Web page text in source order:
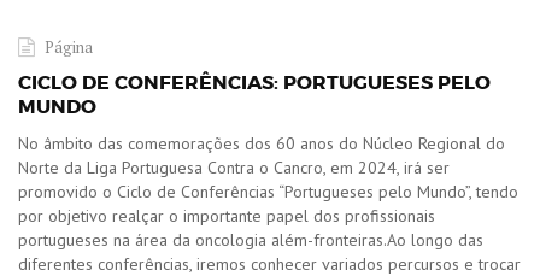
Página
CICLO DE CONFERÊNCIAS: PORTUGUESES PELO
MUNDO
​No âmbito das comemorações dos 60 anos do Núcleo Regional do
Norte da Liga Portuguesa Contra o Cancro, em 2024, irá ser
promovido o Ciclo de Conferências “Portugueses pelo Mundo”, tendo
por objetivo realçar o importante papel dos profissionais
portugueses na área da oncologia além-fronteiras.Ao longo das
diferentes conferências, iremos conhecer variados percursos e trocar